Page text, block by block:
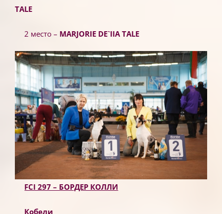
TALE
2 место – MARJORIE DE`IIA TALE
FCI 297 – БОРДЕР КОЛЛИ
Кобели